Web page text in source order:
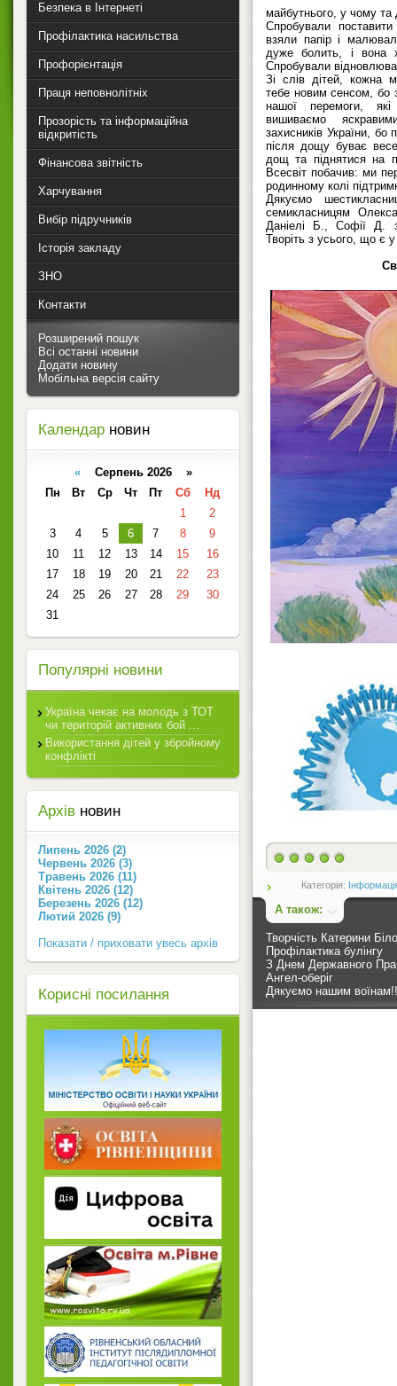
майбутнього, у чому та
Спробували
взяли папір і
дуже болить, і вона
Спробували
Зі слів дітей, кожна
тебе новим сенсом, бо
нашої перемоги,
вишиваємо
захисників України, бо
після дощу буває
дощ та піднятися на
Всесвіт побачив: ми
родинному колі
Дякуємо
семикласницям
Даніелі Б., Софії Д.
Творіть з усього, що є
Категорія:
А також:
Творчість Катерини
Профілактика булінгу
З Днем Державного
Ангел-оберіг
Дякуємо нашим
Безпека в Інтернеті
Профілактика насильства
Профорієнтація
Праця неповнолітніх
Прозорість та інформаційна
відкритість
Фінансова звітність
Харчування
Вибір підручників
Історія закладу
ЗНО
Контакти
Розширений пошук
Всі останні новини
Додати новину
Мобільна версія сайту
Календар новин
«Серпень 2026 »
Пн
Вт Ср Чт Пт Сб
Нд
1
2
3
4 5 6 7 8
9
10
11 12 13 14 15
16
17
18 19 20 21 22
23
24
25 26 27 28 29
30
31
Популярні новини
Україна чекає на молодь з ТОТ
чи територій активних бой ...
Використання дітей у збройному
конфлікті
Архів новин
Липень 2026 (2)
Червень 2026 (3)
Травень 2026 (11)
Квітень 2026 (12)
Березень 2026 (12)
Лютий 2026 (9)
Показати / приховати увесь архів
Корисні посилання